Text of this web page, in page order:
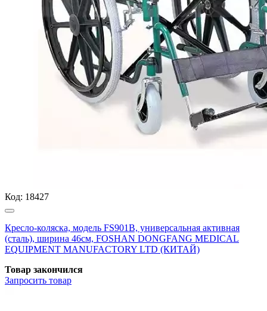
Код: 18427
Кресло-коляска, модель FS901B, универсальная активная
(сталь), ширина 46см, FOSHAN DONGFANG MEDICAL
EQUIPMENT MANUFACTORY LTD (КИТАЙ)
Товар закончился
Запросить товар